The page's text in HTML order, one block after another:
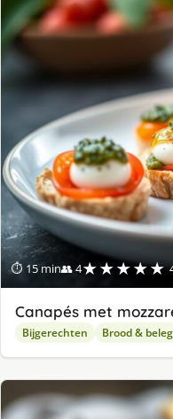
⏱ 15 min👥 4★★★★★
Canapés met
Bijgerechten Brood & beleg